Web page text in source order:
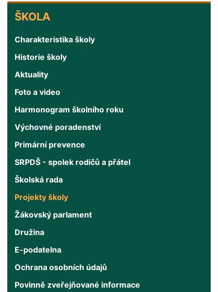
ŠKOLA
ŠKOLA
Charakteristika školy
Historie školy
Aktuality
Foto a video
Harmonogram školního roku
Výchovné poradenství
Primární prevence
SRPDŠ - spolek rodičů a přátel
Školská rada
Projekty školy
Žákovský parlament
Družina
E-podatelna
Ochrana osobních údajů
Povinně zveřejňované informace